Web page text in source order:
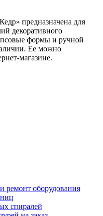
предназначена для
декоративного
формы и ручной
Ее можно
магазине.
ремонт оборудования
спиралей